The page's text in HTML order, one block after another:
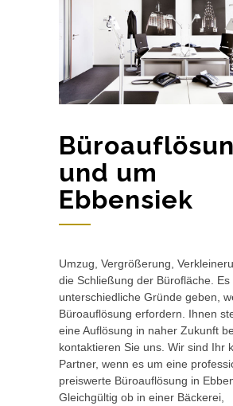
und um
Ebbensiek
Umzug, Vergrößerung,
die Schließung der Bürofläche. Es
unterschiedliche Gründe geben,
Büroauflösung erfordern. Ihnen
eine Auflösung in naher Zukunft
kontaktieren Sie uns. Wir sind Ihr
Partner, wenn es um eine
preiswerte Büroauflösung in
Gleichgültig ob in einer Bäckerei,